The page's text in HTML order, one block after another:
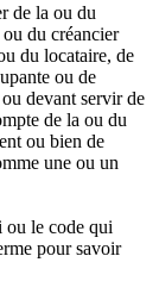
de la ou du
du créancier
du locataire, de
ou de
devant servir de
de la ou du
ou bien de
une ou un
ou le code qui
pour savoir